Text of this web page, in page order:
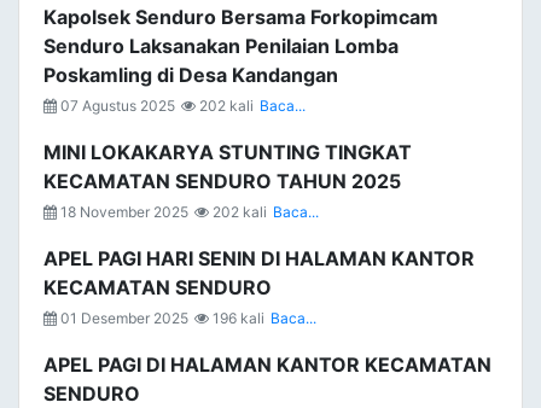
Kapolsek Senduro Bersama Forkopimcam
Senduro Laksanakan Penilaian Lomba
Poskamling di Desa Kandangan
07 Agustus 2025 202 kali Baca...
MINI LOKAKARYA STUNTING TINGKAT
KECAMATAN SENDURO TAHUN 2025
18 November 2025 202 kali Baca...
APEL PAGI HARI SENIN DI HALAMAN KANTOR
KECAMATAN SENDURO
01 Desember 2025 196 kali Baca...
APEL PAGI DI HALAMAN KANTOR KECAMATAN
SENDURO